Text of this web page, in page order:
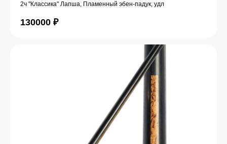
2ч "Классика" Лапша, Пламенный эбен-падук, удл
130000 ₽